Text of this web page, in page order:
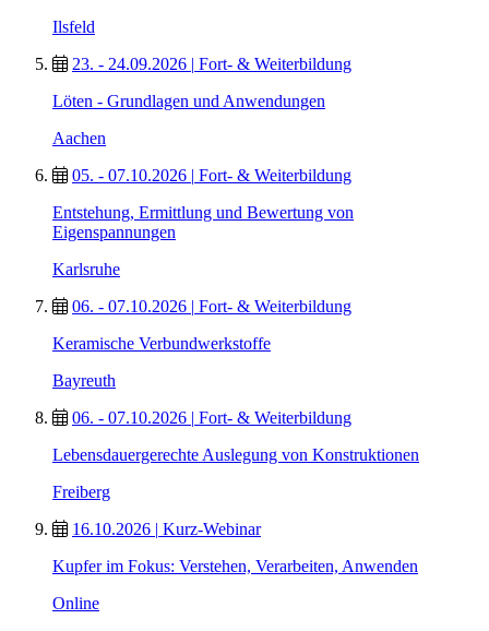
Ilsfeld
23. - 24.09.2026
Fort- & Weiterbildung
Löten - Grundlagen und Anwendungen
Aachen
05. - 07.10.2026
Fort- & Weiterbildung
Entstehung, Ermittlung und Bewertung von
Eigenspannungen
Karlsruhe
06. - 07.10.2026
Fort- & Weiterbildung
Keramische Verbundwerkstoffe
Bayreuth
06. - 07.10.2026
Fort- & Weiterbildung
Lebensdauergerechte Auslegung von Konstruktionen
Freiberg
16.10.2026
Kurz-Webinar
Kupfer im Fokus: Verstehen, Verarbeiten, Anwenden
Online